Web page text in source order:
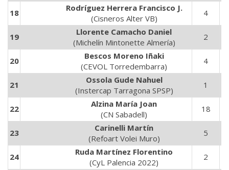
18
Rodríguez Herrera Francisco J.
(Cisneros Alter VB)
4
19
Llorente Camacho Daniel
(Michelín Mintonette Almería)
2
20
Bescos Moreno Iñaki
(CEVOL Torredembarra)
4
21
Ossola Gude Nahuel
(Instercap Tarragona SPSP)
1
22
Alzina María Joan
(CN Sabadell)
18
23
Carinelli Martín
(Refoart Volei Muro)
5
24
Ruda Martínez Florentino
(CyL Palencia 2022)
2